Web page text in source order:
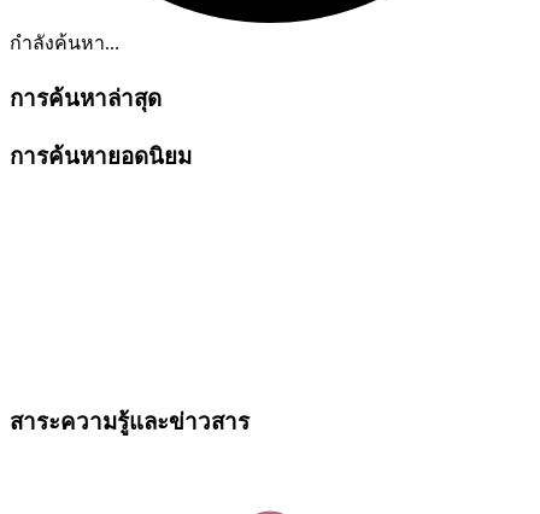
กำลังค้นหา...
การค้นหาล่าสุด
การค้นหายอดนิยม
สาระความรู้และข่าวสาร